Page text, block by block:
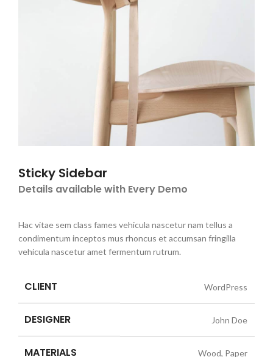
Sticky Sidebar
Details available with Every Demo
Hac vitae sem class fames vehicula nascetur nam tellus a
condimentum inceptos mus rhoncus et accumsan fringilla
vehicula nascetur amet fermentum rutrum.
CLIENT WordPress
DESIGNER John Doe
MATERIALS Wood, Paper